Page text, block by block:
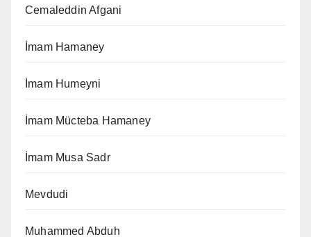
Cemaleddin Afgani
İmam Hamaney
İmam Humeyni
İmam Mücteba Hamaney
İmam Musa Sadr
Mevdudi
Muhammed Abduh